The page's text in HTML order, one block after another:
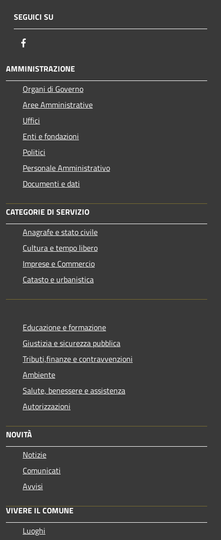
SEGUICI SU
AMMINISTRAZIONE
Organi di Governo
Aree Amministrative
Uffici
Enti e fondazioni
Politici
Personale Amministrativo
Documenti e dati
CATEGORIE DI SERVIZIO
Anagrafe e stato civile
Cultura e tempo libero
Imprese e Commercio
Catasto e urbanistica
Educazione e formazione
Giustizia e sicurezza pubblica
Tributi,finanze e contravvenzioni
Ambiente
Salute, benessere e assistenza
Autorizzazioni
NOVITÀ
Notizie
Comunicati
Avvisi
VIVERE IL COMUNE
Luoghi